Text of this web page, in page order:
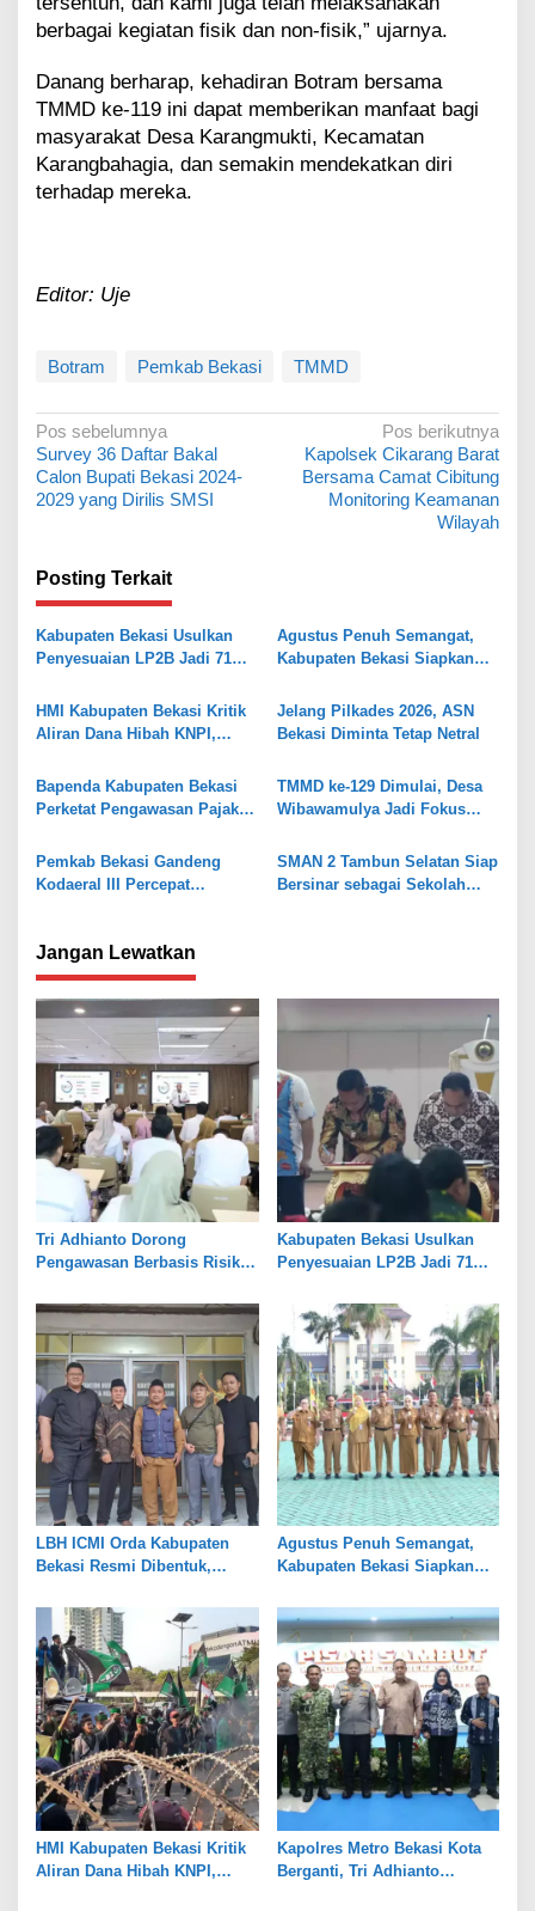
berbagai kegiatan fisik dan non-fisik,” ujarnya.
Danang berharap, kehadiran Botram bersama
TMMD ke-119 ini dapat memberikan manfaat bagi
masyarakat Desa Karangmukti, Kecamatan
Karangbahagia, dan semakin mendekatkan diri
terhadap mereka.
Editor: Uje
Botram Pemkab Bekasi TMMD
N
a
v
g
a
s
i
p
o
s
Pos sebelumnya
Survey 36 Daftar Bakal
Calon Bupati Bekasi 2024-
2029 yang Dirilis SMSI
Pos berikutnya
Kapolsek Cikarang Barat
Bersama Camat Cibitung
Monitoring Keamanan
Wilayah
Posting Terkait
Kabupaten Bekasi Usulkan
Penyesuaian LP2B Jadi 71
Industri dan Pertanian
Agustus Penuh Semangat,
Kabupaten Bekasi Siapkan
Hari Besar
HMI Kabupaten Bekasi Kritik
Aliran Dana Hibah KNPI,
Jelang Pilkades 2026, ASN
Bekasi Diminta Tetap Netral
Bapenda Kabupaten Bekasi
Perketat Pengawasan Pajak
TMMD ke-129 Dimulai, Desa
Wibawamulya Jadi Fokus
Pemkab Bekasi Gandeng
Kodaeral III Percepat
SMAN 2 Tambun Selatan Siap
Bersinar sebagai Sekolah
Jangan Lewatkan
Tri Adhianto Dorong
Pengawasan Berbasis Risiko,
Kelola
Kabupaten Bekasi Usulkan
Penyesuaian LP2B Jadi 71
Industri dan Pertanian
LBH ICMI Orda Kabupaten
Bekasi Resmi Dibentuk,
Pendampingan Hukum
Agustus Penuh Semangat,
Kabupaten Bekasi Siapkan
Hari Besar
HMI Kabupaten Bekasi Kritik
Aliran Dana Hibah KNPI,
Kapolres Metro Bekasi Kota
Berganti, Tri Adhianto